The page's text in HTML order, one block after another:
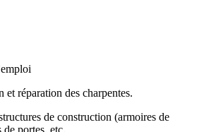
réparation des charpentes.
de construction (armoires de